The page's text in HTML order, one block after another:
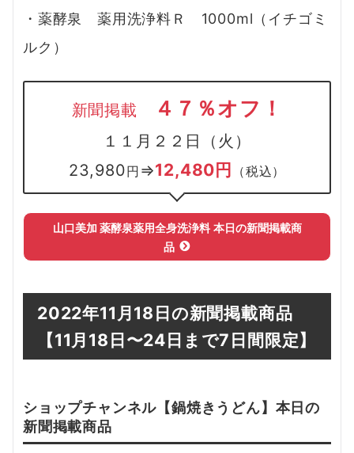
・薬酵泉 薬用洗浄料Ｒ 1000ml（イチゴミ
ルク）
新聞掲載 ４７％オフ！
１１月２２日（火）
23,980円 ⇒12,480円 （税込）
山口美加 薬酵泉薬用全身洗浄料 本日の新聞掲載商
品
2022年11月18日の新聞掲載商品
【11 月18日〜24日まで7日間限定】
ショップチャンネル【鍋焼きうどん】本日の
新聞掲載商品